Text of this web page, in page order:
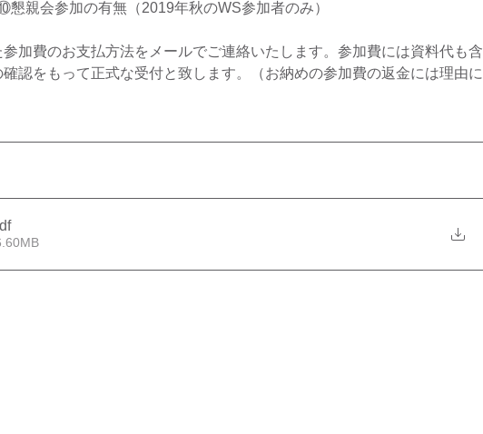
親会参加の有無（2019年秋のWS参加者のみ）
加費のお支払方法をメールでご連絡いたします。参加費には資料代も含
認をもって正式な受付と致します。（お納めの参加費の返金には理由に